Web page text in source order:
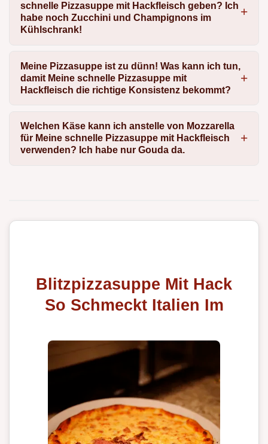
schnelle Pizzasuppe mit Hackfleisch geben? Ich
habe noch Zucchini und Champignons im
Kühlschrank!
Meine Pizzasuppe ist zu dünn! Was kann ich tun,
damit Meine schnelle Pizzasuppe mit
Hackfleisch die richtige Konsistenz bekommt?
Welchen Käse kann ich anstelle von Mozzarella
für Meine schnelle Pizzasuppe mit Hackfleisch
verwenden? Ich habe nur Gouda da.
Blitzpizzasuppe Mit Hack
So Schmeckt Italien Im